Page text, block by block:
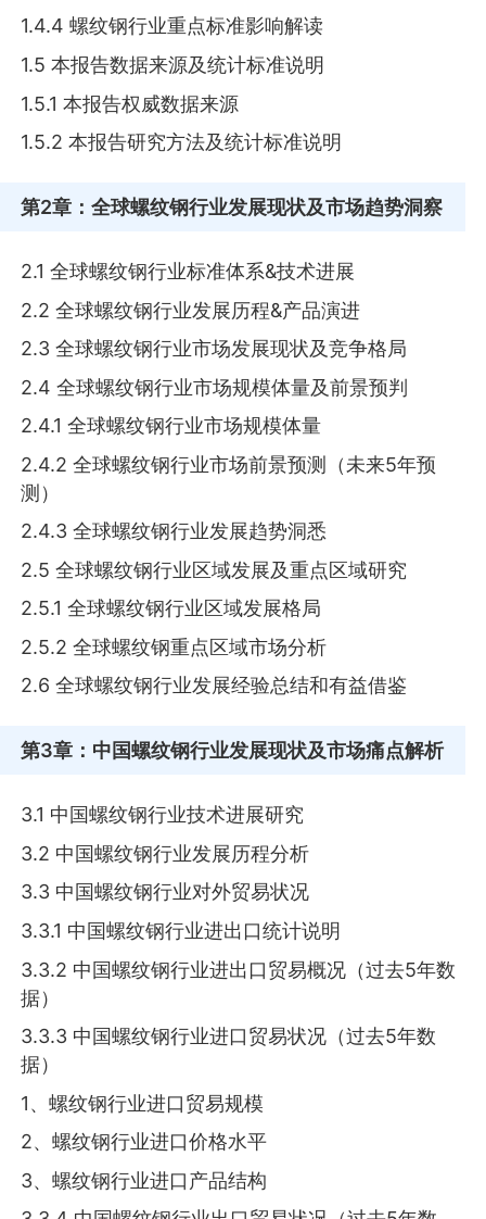
1.4.4 螺纹钢行业重点标准影响解读
1.5 本报告数据来源及统计标准说明
1.5.1 本报告权威数据来源
1.5.2 本报告研究方法及统计标准说明
第2章 ：全球螺纹钢行业发展现状及市场趋势洞察
2.1 全球螺纹钢行业标准体系&技术进展
2.2 全球螺纹钢行业发展历程&产品演进
2.3 全球螺纹钢行业市场发展现状及竞争格局
2.4 全球螺纹钢行业市场规模体量及前景预判
2.4.1 全球螺纹钢行业市场规模体量
2.4.2 全球螺纹钢行业市场前景预测（未来5年预
测）
2.4.3 全球螺纹钢行业发展趋势洞悉
2.5 全球螺纹钢行业区域发展及重点区域研究
2.5.1 全球螺纹钢行业区域发展格局
2.5.2 全球螺纹钢重点区域市场分析
2.6 全球螺纹钢行业发展经验总结和有益借鉴
第3章 ：中国螺纹钢行业发展现状及市场痛点解析
3.1 中国螺纹钢行业技术进展研究
3.2 中国螺纹钢行业发展历程分析
3.3 中国螺纹钢行业对外贸易状况
3.3.1 中国螺纹钢行业进出口统计说明
3.3.2 中国螺纹钢行业进出口贸易概况（过去5年数
据）
3.3.3 中国螺纹钢行业进口贸易状况（过去5年数
据）
1、螺纹钢行业进口贸易规模
2、螺纹钢行业进口价格水平
3、螺纹钢行业进口产品结构